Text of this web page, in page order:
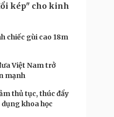
kép" cho kinh
chiếc gùi cao 18m
Việt Nam trở
mạnh
thủ tục, thúc đẩy
khoa học